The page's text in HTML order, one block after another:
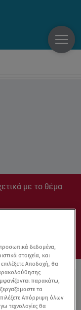
με το θέμα
δεδομένα,
στοιχεία, και
Αποδοχή, θα
παρακάτω,
τα
Απόρριψη όλων
τεχνολογίες θα